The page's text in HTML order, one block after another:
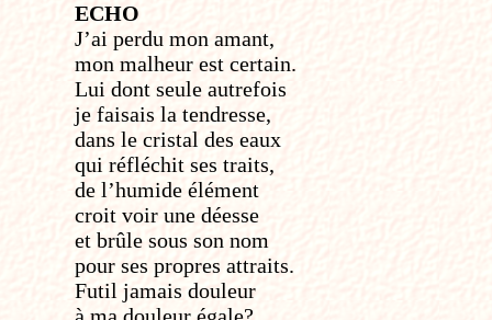
ECHO
J’ai perdu mon amant,
mon malheur est certain.
Lui dont seule autrefois
je faisais la tendresse,
dans le cristal des eaux
qui réfléchit ses traits,
de l’humide élément
croit voir une déesse
et brûle sous son nom
pour ses propres attraits.
Fut­il jamais douleur